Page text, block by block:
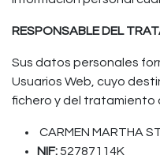
RESPONSABLE DEL
Sus datos personales
Usuarios Web, cuyo
fichero y del tratamiento
CARMEN MARTHA
NIF:52787114K